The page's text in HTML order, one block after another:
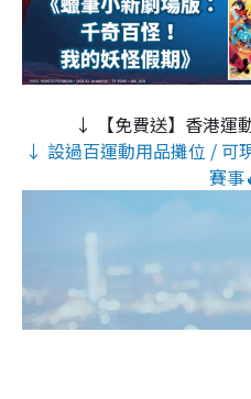
↓ 【免費送】香港運
↓ 設過百運動用品攤位 / 可
賽事